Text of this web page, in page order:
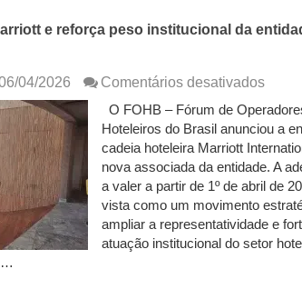
e reforça peso institucional da
04/2026 Comentários desativadosem
da
e
peso
da
O FOHB – Fórum de
Hoteleiros do Brasil anunciou a
cadeia hoteleira Marriott
nova associada da entidade. A
a valer a partir de 1º de abril de
vista como um movimento
ampliar a representatividade e
atuação institucional do setor
…